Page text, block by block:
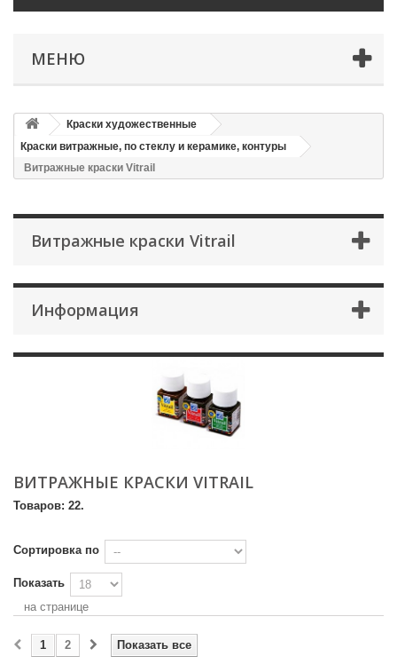
МЕНЮ
Краски художественные
Краски витражные, по стеклу и керамике, контуры
Витражные краски Vitrail
Витражные краски Vitrail
Информация
ВИТРАЖНЫЕ КРАСКИ VITRAIL
Товаров: 22.
Сортировка по
Показать
на странице
Показать все
1 2